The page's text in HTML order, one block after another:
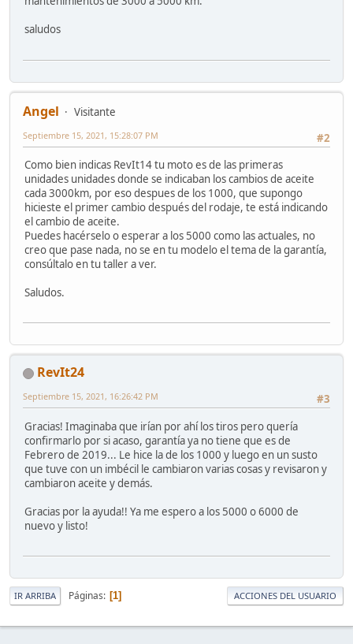
saludos
Angel
Visitante
#2
Septiembre 15, 2021, 15:28:07 PM
Como bien indicas RevIt14 tu moto es de las primeras
unidades unidades donde se indicaban los cambios de aceite
cada 3000km, por eso despues de los 1000, que supongo
hicieste el primer cambio después del rodaje, te está indicando
el cambio de aceite.
Puedes hacérselo o esperar a los 5000 como las actuales, no
creo que pase nada, no se en tu modelo el tema de la garantía,
consúltalo en tu taller a ver.
Saludos.
RevIt24
#3
Septiembre 15, 2021, 16:26:42 PM
Gracias! Imaginaba que irían por ahí los tiros pero quería
confirmarlo por si acaso, garantía ya no tiene que es de
Febrero de 2019... Le hice la de los 1000 y luego en un susto
que tuve con un imbécil le cambiaron varias cosas y revisaron y
cambiaron aceite y demás.
Gracias por la ayuda!! Ya me espero a los 5000 o 6000 de
nuevo y listo!
IR ARRIBA Páginas 1 ACCIONES DEL USUARIO